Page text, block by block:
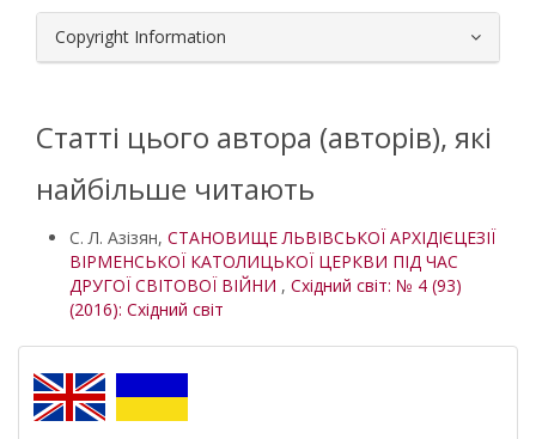
Copyright Information
Статті цього автора (авторів), які
найбільше читають
С. Л. Азізян, СТАНОВИЩЕ ЛЬВІВСЬКОЇ АРХІДІЄЦЕЗІЇ
ВІРМЕНСЬКОЇ КАТОЛИЦЬКОЇ ЦЕРКВИ ПІД ЧАС
ДРУГОЇ СВІТОВОЇ ВІЙНИ , Східний світ: № 4 (93)
(2016): Східний світ